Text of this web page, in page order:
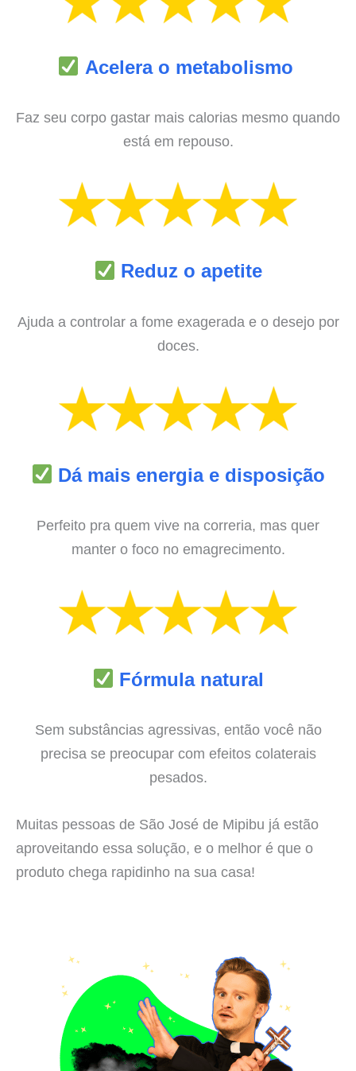
Acelera o metabolismo
Faz seu corpo gastar mais calorias mesmo quando
está em repouso.
Reduz o apetite
Ajuda a controlar a fome exagerada e o desejo por
doces.
Dá mais energia e disposição
Perfeito pra quem vive na correria, mas quer
manter o foco no emagrecimento.
Fórmula natural
Sem substâncias agressivas, então você não
precisa se preocupar com efeitos colaterais
pesados.
Muitas pessoas de São José de Mipibu já estão
aproveitando essa solução, e o melhor é que o
produto chega rapidinho na sua casa!